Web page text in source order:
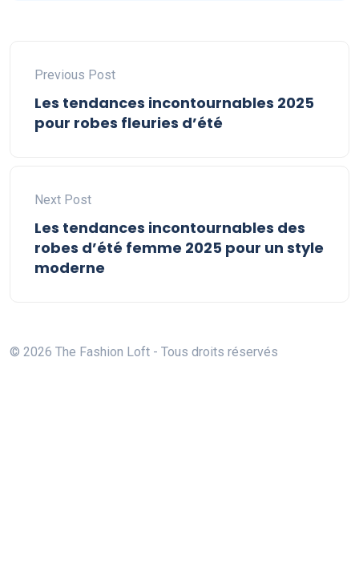
Previous Post
Les tendances incontournables 2025
pour robes fleuries d’été
Next Post
Les tendances incontournables des
robes d’été femme 2025 pour un style
moderne
© 2026 The Fashion Loft - Tous droits réservés